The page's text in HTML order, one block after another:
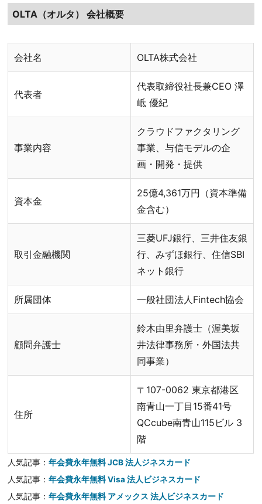
OLTA（オルタ） 会社概要
会社名 OLTA株式会社
代表者
代表取締役社長兼CEO 澤
岻 優紀
事業内容
クラウドファクタリング
事業、与信モデルの企
画・開発・提供
資本金
25億4,361万円（資本準備
金含む）
取引金融機関
三菱UFJ銀行、三井住友銀
行、みずほ銀行、住信SBI
ネット銀行
所属団体 一般社団法人Fintech協会
顧問弁護士
鈴木由里弁護士（渥美坂
井法律事務所・外国法共
同事業）
住所
〒107-0062 東京都港区
南青山一丁目15番41号
QCcube南青山115ビル 3
階
人気記事：年会費永年無料 JCB 法人ジネスカード
人気記事：年会費永年無料 Visa 法人ビジネスカード
人気記事：年会費永年無料 アメックス 法人ビジネスカード